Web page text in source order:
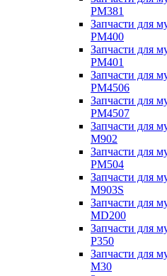
PM381
Запчасти для
PM400
Запчасти для
PM401
Запчасти для
PM4506
Запчасти для
PM4507
Запчасти для
M902
Запчасти для
PM504
Запчасти для
M903S
Запчасти для
MD200
Запчасти для
P350
Запчасти для
M30